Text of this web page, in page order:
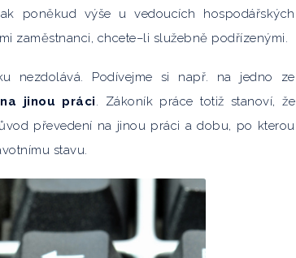
poněkud výše u vedoucích hospodářských
zaměstnanci, chcete–li služebně podřízenými.
nezdolává. Podívejme si např. na jedno ze
jinou práci. Zákoník práce totiž stanoví, že
převedení na jinou práci a dobu, po kterou
stavu.